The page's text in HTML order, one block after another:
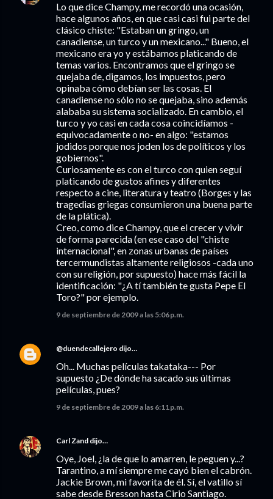
Lo que dice Champy, me recordó una ocasión,
hace algunos años, en que casi casi fui parte del
clásico chiste: "Estaban un gringo, un
canadiense, un turco y un mexicano..." Bueno, el
mexicano era yo y estábamos platicando de
temas varios. Encontramos que el gringo se
quejaba de, digamos, los impuestos, pero
opinaba cómo debían ser las cosas. El
canadiense no sólo no se quejaba, sino además
alababa su sistema socializado. En cambio, el
turco y yo casi en cada cosa coincidíamos -
equivocadamente o no- en algo: "estamos
jodidos porque nos joden los de políticos y los
gobiernos".
Curiosamente es con el turco con quien seguí
platicando de gustos afines y diferentes
respecto a cine, literatura y teatro (Borges y las
tragedias griegas consumieron una buena parte
de la plática).
Creo, como dice Champy, que el crecer y vivir
de forma parecida (en ese caso del "chiste
internacional", en zonas urbanas de países
tercermundistas altamente religiosos -cada uno
con su religión, por supuesto) hace más fácil la
identificación: "¿A tí también te gusta Pepe El
Toro?" por ejemplo.
9 de septiembre de 2009 a las 5:06 p.m.
@duendecallejero dijo…
Oh... Muchas películas takataka--- Por
supuesto ¿De dónde ha sacado sus últimas
películas, pues?
9 de septiembre de 2009 a las 6:11 p.m.
Carl Zand dijo…
Oye, Joel, ¿la de que lo amarren, le peguen y...?
Tarantino, a mí siempre me cayó bien el cabrón.
Jackie Brown, mi favorita de él. Sí, el vatillo sí
sabe desde Bresson hasta Cirio Santiago.